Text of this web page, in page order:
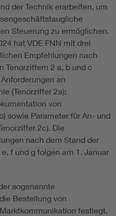
der Technik erarbeiten, um
Steuerung zu ermöglichen.
hat VDE FNN mit drei
Empfehlungen nach
Tenorziffern 2 a, b und c
an
(Tenorziffer 2a);
von
sowie Parameter für An- und
2c). Die
nach dem Stand der
f und g folgen am 1. Januar
sogenannte
Bestellung von
festlegt.